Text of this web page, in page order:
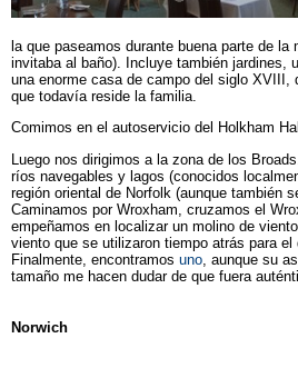
la que paseamos durante buena parte de la
invitaba al baño). Incluye también jardines,
una enorme casa de campo del siglo XVIII,
que todavía reside la familia.
Comimos en el autoservicio del Holkham
Luego nos dirigimos a la zona de los Broads.
ríos navegables y lagos (conocidos
región oriental de Norfolk (aunque también
Caminamos por Wroxham, cruzamos el
empeñamos en localizar un molino de
viento que se utilizaron tiempo atrás para el
Finalmente, encontramos uno , aunque su
tamaño me hacen dudar de que fuera
Norwich